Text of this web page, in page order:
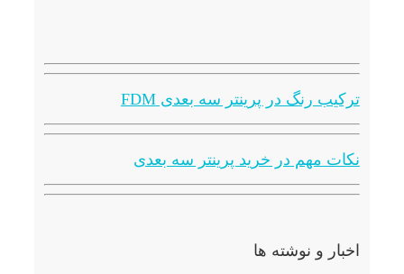
ترکیب رنگ در پرینتر سه بعدی FDM
نکات مهم در خرید پرینتر سه بعدی
اخبار و نوشته ها